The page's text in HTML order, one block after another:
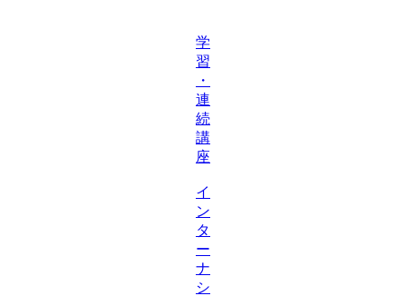
学
習
・
連
続
講
座
イ
ン
タ
ー
ナ
シ